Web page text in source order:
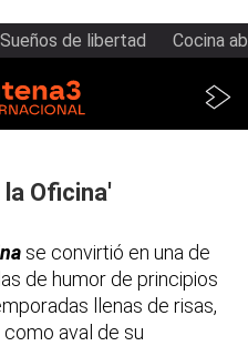
Sueños de libertad Cocina
Oficina'
se convirtió en una de
de humor de principios
llenas de risas,
aval de su